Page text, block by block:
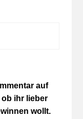
auf
ihr lieber
wollt.